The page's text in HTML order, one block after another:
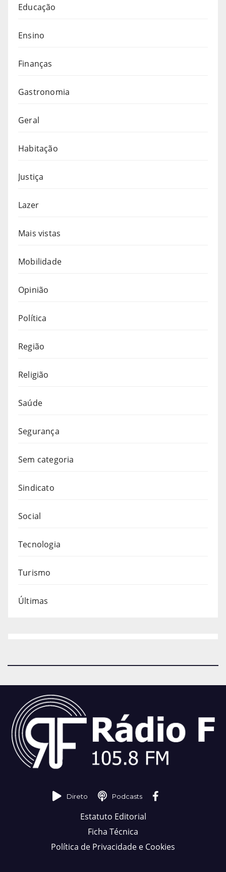
Educação
Ensino
Finanças
Gastronomia
Geral
Habitação
Justiça
Lazer
Mais vistas
Mobilidade
Opinião
Política
Região
Religião
Saúde
Segurança
Sem categoria
Sindicato
Social
Tecnologia
Turismo
Últimas
Direto Podcasts
Estatuto Editorial
Ficha Técnica
Política de Privacidade e Cookies